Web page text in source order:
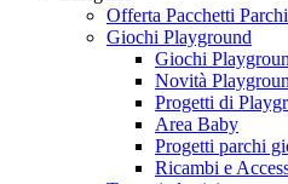
Offerta Pacchetti
Giochi Playground
Giochi
Novità
Progetti di
Area Baby
Progetti parchi
Ricambi e